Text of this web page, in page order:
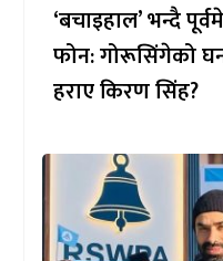
‘बचाइहाल’ भन्दै
फोन: गोरूसिंगेको
हराए किरण सिंह?